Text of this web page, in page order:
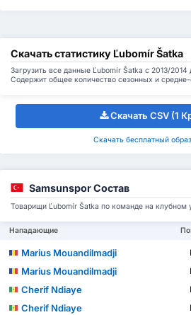
Скачать статистику Ľubomír Šatka
Загрузить все данные Ľubomír Šatka с 2013/
Содержит общее количество сезонных и
Скачать CSV (1
Скачать бесплатный
Samsunspor Состав
Товарищи Ľubomír Šatka по команде на клубном
Нападающие
Marius Mouandilmadji
Marius Mouandilmadji
Cherif Ndiaye
Cherif Ndiaye